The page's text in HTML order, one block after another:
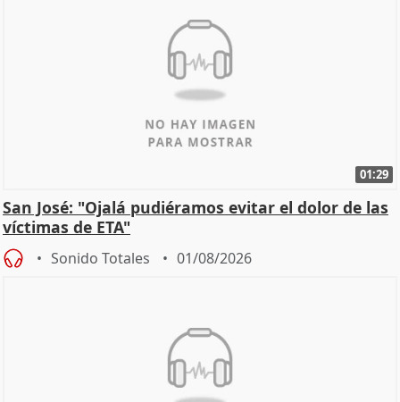
01:29
San José: "Ojalá pudiéramos evitar el dolor de las
víctimas de ETA"
Sonido Totales 01/08/2026